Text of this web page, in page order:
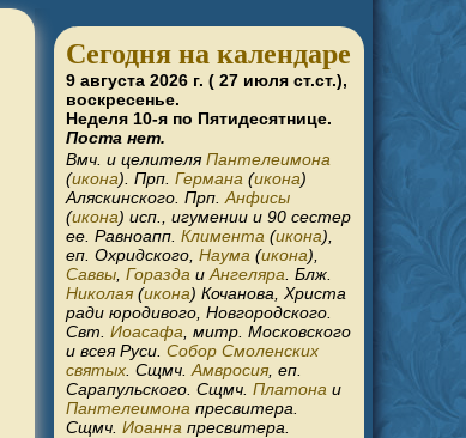
Сегодня на календаре
9 августа 2026 г. ( 27 июля ст.ст.),
воскресенье.
Неделя 10-я по Пятидесятнице.
Поста нет.
Вмч. и целителяПантелеимона
(икона). Прп. Германа (икона)
Аляскинского. Прп. Анфисы
(икона) исп., игумении и 90 сестер
ее. Равноапп. Климента (икона),
еп. Охридского, Наума (икона),
Саввы Горазда и Ангеляра . Блж.
Николая (икона) Кочанова, Христа
ради юродивого, Новгородского.
Свт. Иоасафа , митр. Московского
и всея Руси. Собор Смоленских
святых . Сщмч. Амвросия , еп.
Сарапульского. Сщмч. Платона и
Пантелеимона пресвитера.
Сщмч. Иоанна пресвитера.